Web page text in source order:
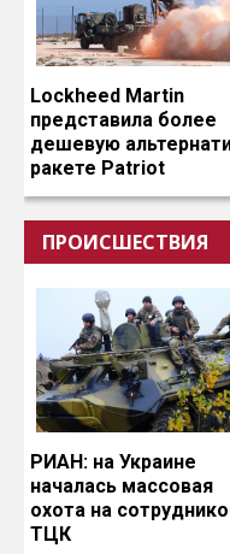
Lockheed Martin
представила более
дешевую
ракете Patriot
ПРОИСШЕСТВИЯ
РИАН: на Украине
началась массовая
охота на
ТЦК